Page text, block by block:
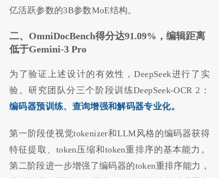
亿活跃参数的3B参数MoE结构。
二、OmniDocBench得分达91.09%，编辑距离
低于Gemini-3 Pro
为了验证上述设计的有效性，DeepSeek进行了实
验。研究团队分三个阶段训练DeepSeek-OCR 2：
编码器预训练、查询增强和解码器专业化。
第一阶段使视觉tokenizer和LLM风格的编码器获得
特征提取、token压缩和token重排序的基本能力。
第二阶段进一步增强了编码器的token重排序能力，